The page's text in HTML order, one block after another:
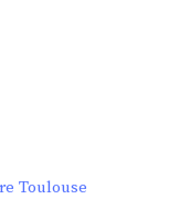
Toulouse